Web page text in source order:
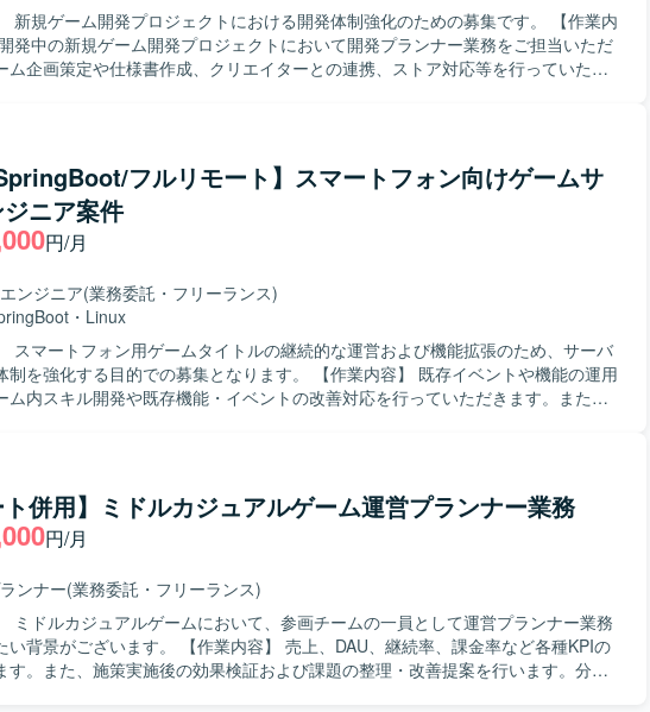
規ゲーム開発プロジェクトにおける開発体制強化のための募集です。 【作業内
発中の新規ゲーム開発プロジェクトにおいて開発プランナー業務をご担当いただ
ム企画策定や仕様書作成、クリエイターとの連携、ストア対応等を行っていただ
がら業務を推進いただける方を求めています。チームでのものづくりを楽しみ、
境で職能にこだわらず幅広い業務に携わることにやりがいを感じていただける方
有力IPによる大規模ゲーム開発から
ーム開発まで、多様なプロジェクトに企画初期段階から運用・海外展開まで一気
ことができます。IPの価値最大化を目指したものづくりを経験でき、国内最大級
高度な運用ノウハウを生かした長期的なヒットタイトル創出に携わることができ
に価値創出を行うカルチャーの中で、大きな裁量を持って挑戦できる環境です。
ゲーム開発に最適な機材を含む環境が整備されており、ご希望に応じて必要な機
加、R&D等の技術投資が行われます。快適なオフィス環境やリラクゼーションス
備えた開発環境となっております。
フルリモート】スマートフォン向けゲームサ
ニア案件
円/月
ンジニア(業務委託・フリーランス)
・ Linux
スマートフォン用ゲームタイトルの継続的な運営および機能拡張のため、サーバ
る目的での募集となります。 【作業内容】 既存イベントや機能の運用
ム内スキル開発や既存機能・イベントの改善対応を行っていただきます。また、
だきます。開発環境の改善として、デバッグツールの新機能の開発や管理ツール
および既存機能の改修を行います。さらに、ゲーム内イベントや販売物に関する
ールの作成や、新規開発におけるデータ投入ツールの作成も担当していただきま
の定期アップデートおよびパッチ適用、サーバー負荷に応じたリソース調整およ
っていただきます。 【求める人物像】 コミュニケーションを取りな
考でのものづくりができる方を求めています。既存の枠組みを壊してでも、より
ていく気概がある方を歓迎いたします。推進力や積極性があり、受け身の姿勢に
数と効果のバランスを取れる方にマッチするポジションです。 【ポジションの
併用】ミドルカジュアルゲーム運営プランナー業務
円/月
ンナー(業務委託・フリーランス)
ミドルカジュアルゲームにおいて、参画チームの一員として運営プランナー業務
【作業内容】 売上、DAU、継続率、課金率など各種KPIの
す。また、施策実施後の効果検証および課題の整理・改善提案を行います。分析